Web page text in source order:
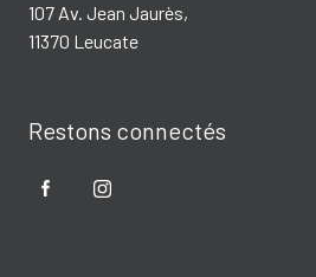
107 Av. Jean Jaurès,
11370 Leucate
Restons connectés